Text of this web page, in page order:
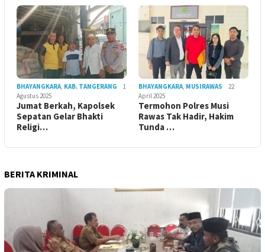
BHAYANGKARA, KAB. TANGERANG
1
Agustus 2025
Jumat Berkah, Kapolsek
Sepatan Gelar Bhakti
Religi…
BHAYANGKARA, MUSIRAWAS
22
April 2025
Termohon Polres Musi
Rawas Tak Hadir, Hakim
Tunda …
BERITA KRIMINAL